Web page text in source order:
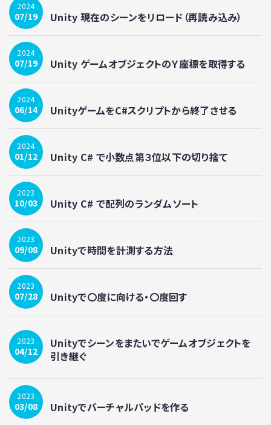
2024
07/19 Unity 現在のシーンをリロード（再読み込み）
2024
07/19 Unity ゲームオブジェクトのＹ座標を取得する
2024
06/14 UnityゲームをC#スクリプトから終了させる
2024
01/12 Unity C# で小数点第３位以下の切り捨て
2023
10/03 Unity C# で配列のランダムソート
2023
09/08 Unityで時間を計測する方法
2023
07/28 Unityで〇度に向ける・〇度回す
2023
04/12
Unityでシーンをまたいでゲームオブジェクトを
引き継ぐ
2023
03/08 Unityでバーチャルパッドを作る